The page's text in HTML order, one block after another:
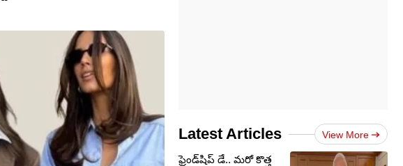
Latest Articles View More
ఫ్రెండ్‌షిప్ డే.. మరో కొత్త